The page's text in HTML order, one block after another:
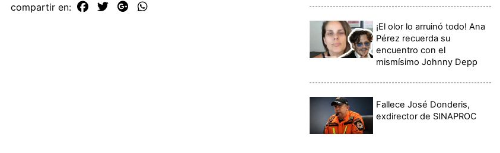
compartir en:
¡El olor lo arruinó todo! Ana
Pérez recuerda su
encuentro con el
mismísimo Johnny Depp
Fallece José Donderis,
exdirector de SINAPROC